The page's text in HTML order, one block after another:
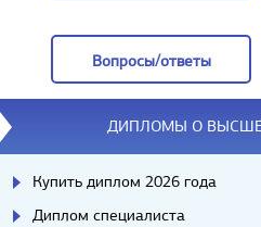
Вопросы/ответы
Вопросы/ответы
ДИПЛОМЫ О
Купить диплом 2026 года
Диплом специалиста